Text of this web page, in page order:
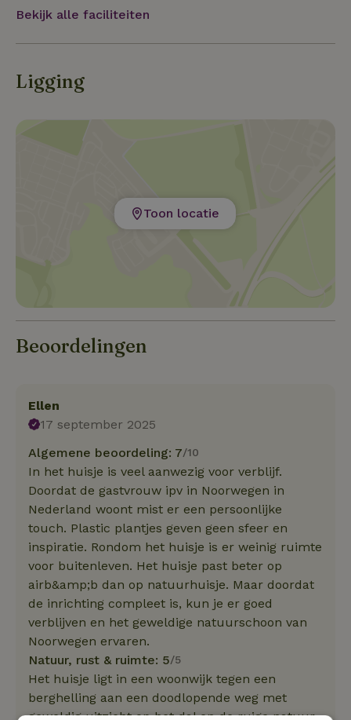
Bekijk alle faciliteiten
Ligging
Toon locatie
Beoordelingen
Ellen
17 september 2025
Algemene beoordeling: 7/10
In het huisje is veel aanwezig voor verblijf.
Doordat de gastvrouw ipv in Noorwegen in
Nederland woont mist er een persoonlijke
touch. Plastic plantjes geven geen sfeer en
inspiratie. Rondom het huisje is er weinig ruimte
voor buitenleven. Het huisje past beter op
airb&amp;b dan op natuurhuisje. Maar doordat
de inrichting compleet is, kun je er goed
verblijven en het geweldige natuurschoon van
Noorwegen ervaren.
Natuur, rust & ruimte: 5/5
Het huisje ligt in een woonwijk tegen een
berghelling aan een doodlopende weg met
geweldig uitzicht op het dal en de ruige natuur.